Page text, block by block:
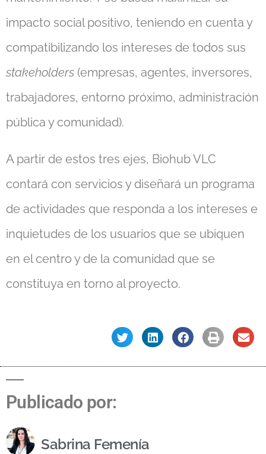
impacto social positivo, teniendo en cuenta y
compatibilizando los intereses de todos sus
stakeholders (empresas, agentes, inversores,
trabajadores, entorno próximo, administración
pública y comunidad).
A partir de estos tres ejes, Biohub VLC
contará con servicios y diseñará un programa
de actividades que responda a los intereses e
inquietudes de los usuarios que se ubiquen
en el centro y de la comunidad que se
constituya en torno al proyecto.
Publicado por:
Sabrina Femenía